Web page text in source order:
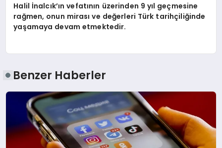
Halil İnalcık’ın vefatının üzerinden 9 yıl geçmesine
rağmen, onun mirası ve değerleri Türk tarihçiliğinde
yaşamaya devam etmektedir.
Benzer Haberler